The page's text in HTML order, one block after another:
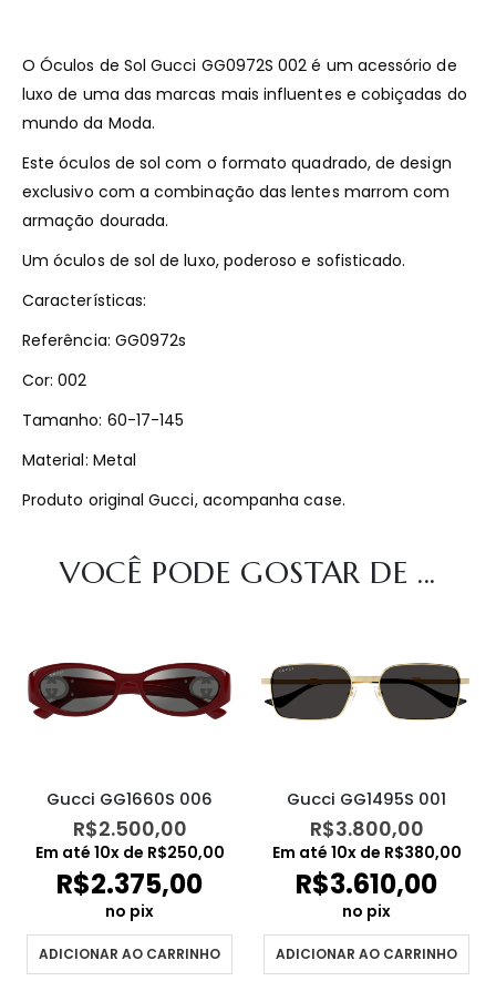
O Óculos de Sol Gucci GG0972S 002 é um acessório de
luxo de uma das marcas mais influentes e cobiçadas do
mundo da Moda.
Este óculos de sol com o formato quadrado, de design
exclusivo com a combinação das lentes marrom com
armação dourada.
Um óculos de sol de luxo, poderoso e sofisticado.
Características:
Referência: GG0972s
Cor: 002
Tamanho: 60-17-145
Material: Metal
Produto original Gucci, acompanha case.
VOCÊ PODE GOSTAR DE ...
Gucci GG1660S 006
R$2.500,00
Em até 10x de R$250,00
R$2.375,00
no pix
ADICIONAR AO CARRINHO
Gucci GG1495S 001
R$3.800,00
Em até 10x de R$380,00
R$3.610,00
no pix
ADICIONAR AO CARRINHO